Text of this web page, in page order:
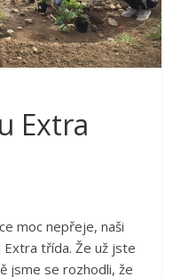
Extra
moc nepřeje, naši
třída. Že už jste
jsme se rozhodli, že